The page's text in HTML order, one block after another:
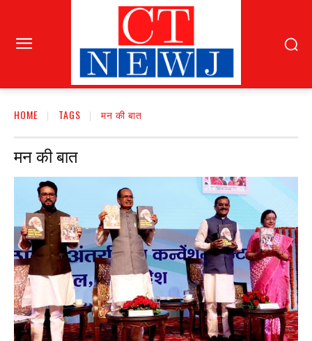
HOME TAGS मन की बात
मन की बात